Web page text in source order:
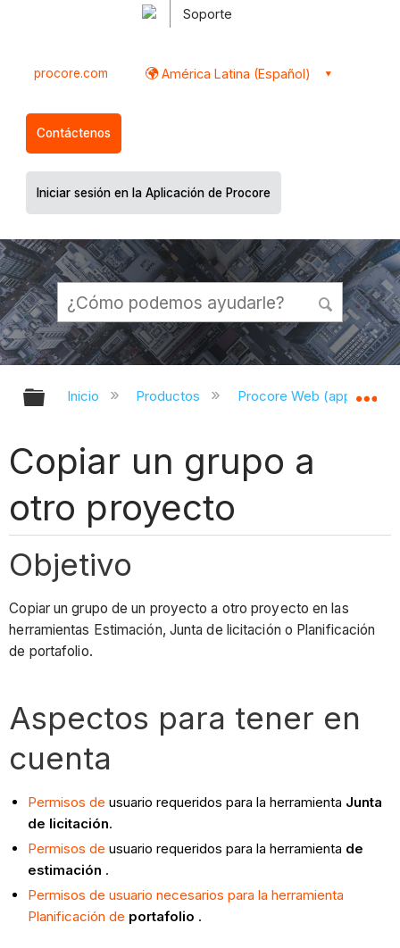
Soporte
procore.com América Latina (Español)
Contáctenos
Iniciar sesión en la Aplicación de Procore
Expandir/contraer jerarquía global
Inicio Productos Procore Web
Copiar un grupo a
otro proyecto
Objetivo
Copiar un grupo de un proyecto a otro proyecto en las
herramientas Estimación, Junta de licitación o Planificación
de portafolio.
Aspectos para tener en
cuenta
Permisos de usuario requeridos para la herramienta Junta
de licitación.
Permisos de usuario requeridos para la herramienta de
estimación .
Permisos de usuario necesarios para la herramienta
Planificación de portafolio .